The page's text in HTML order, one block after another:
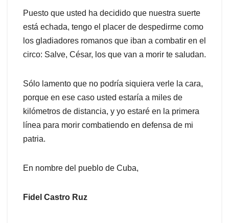
Puesto que usted ha decidido que nuestra suerte
está echada, tengo el placer de despedirme como
los gladiadores romanos que iban a combatir en el
circo: Salve, César, los que van a morir te saludan.
Sólo lamento que no podría siquiera verle la cara,
porque en ese caso usted estaría a miles de
kilómetros de distancia, y yo estaré en la primera
línea para morir combatiendo en defensa de mi
patria.
En nombre del pueblo de Cuba,
Fidel Castro Ruz